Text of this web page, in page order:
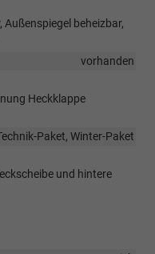
beheizbar,
vorhanden
Heckklappe
Paket, Winter-Paket
und hintere